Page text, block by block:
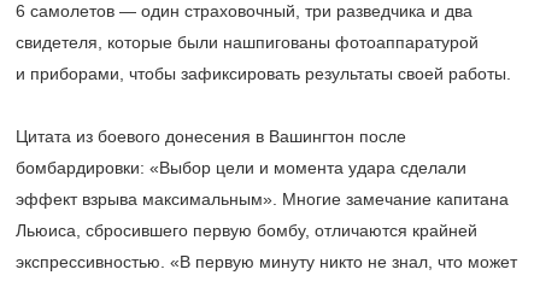
6 самолетов — один страховочный, три разведчика и два
свидетеля, которые были нашпигованы фотоаппаратурой
и приборами, чтобы зафиксировать результаты своей работы.
Цитата из боевого донесения в Вашингтон после
бомбардировки: «Выбор цели и момента удара сделали
эффект взрыва максимальным». Многие замечание капитана
Льюиса, сбросившего первую бомбу, отличаются крайней
экспрессивностью. «В первую минуту никто не знал, что может